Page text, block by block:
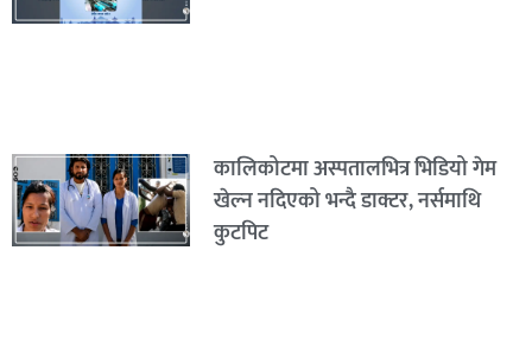
कालिकोटमा अस्पतालभित्र भिडियो गेम
खेल्न नदिएको भन्दै डाक्टर, नर्समाथि
कुटपिट